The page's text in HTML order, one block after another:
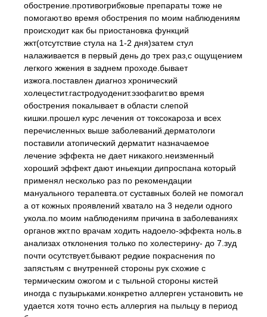
обострение.противогрибковые препараты тоже не
помогают.во время обострения по моим наблюдениям
происходит как бы приостановка функций
жкт(отсутствие стула на 1-2 дня)затем стул
налаживается в первый день до трех раз,с ощущением
легкого жжения в заднем проходе.бывает
изжога.поставлен диагноз хронический
холецестит.гастродуоденит.эзофагит.во время
обострения покалывает в области слепой
кишки.прошел курс лечения от токсокароза и всех
перечисленных выше заболеваний.дерматологи
поставили атопический дерматит назначаемое
лечение эффекта не дает никакого.неизменный
хороший эффект дают иньекции дипроспана который
применял несколько раз по рекомендации
мануального терапевта.от суставных болей не помогал
а от кожных проявлений хватало на 3 недели одного
укола.по моим наблюдениям причина в заболеваниях
органов жкт.по врачам ходить надоело-эффекта ноль.в
анализах отклонения только по холестерину- до 7.зуд
почти осутствует.бывают редкие покраснения по
запястьям с внутренней стороны рук схожие с
термическим ожогом и с тыльной стороны кистей
иногда с пузырьками.конкретно аллерген установить не
удается хотя точно есть аллергия на пыльцу в период